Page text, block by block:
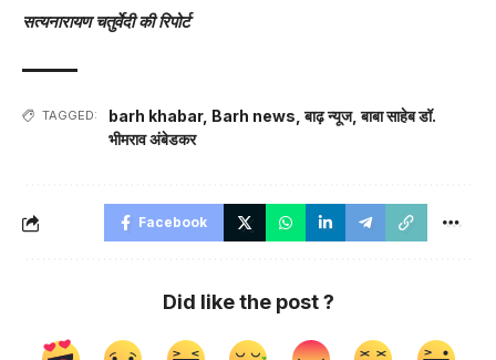
सत्यनारायण चतुर्वेदी की रिपोर्ट
TAGGED: barh khabar, Barh news ,बाढ़ न्यूज,बाबा साहेब डॉ.
भीमराव अंबेडकर
Facebook
Did like the post ?